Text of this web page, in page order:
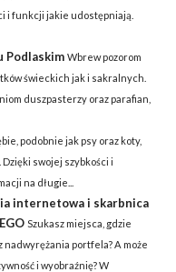
i funkcji jakie udostępniają.
Podlaskim Wbrew pozorom
świeckich jak i sakralnych.
duszpasterzy oraz parafian,
podobnie jak psy oraz koty,
Dzięki swojej szybkości i
na długie...
internetowa i skarbnica
Szukasz miejsca, gdzie
portfela? A może
i wyobraźnię? W